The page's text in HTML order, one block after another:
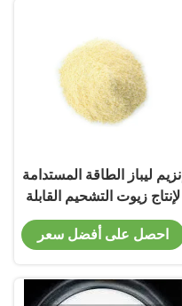
إنزيم ليباز الطاقة المستدامة
لإنتاج زيوت التشحيم القابلة
للتحلل
احصل على أفضل سعر